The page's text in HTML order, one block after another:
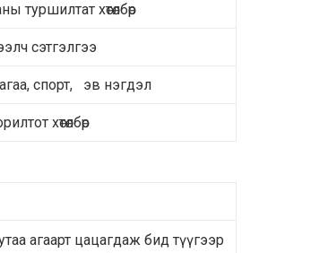
туршилтат хөтөлбөр
сэтгэлгээ
спорт, эв нэгдэл
хөтөлбөр
агаарт цацагдаж бид түүгээр